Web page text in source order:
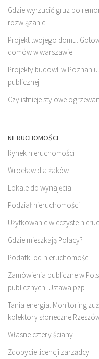
Gdzie wyrzucić gruz po
rozwiązanie!
Projekt twojego domu.
domów w warszawie
Projekty budowli w
publicznej
Czy istnieje stylowe
NIERUCHOMOŚCI
Rynek nieruchomości
Wrocław dla żaków
Lokale do wynajęcia
Podział nieruchomości
Użytkowanie wieczyste
Gdzie mieszkają Polacy?
Podatki od nieruchomości
Zamówienia publiczne w
publicznych. Ustawa pzp
Tania energia. Monitoring
kolektory słoneczne
Własne cztery ściany
Zdobycie licencji zarządcy